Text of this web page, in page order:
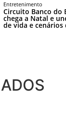
Entretenimento
Circuito Banco do
chega a Natal e
de vida e